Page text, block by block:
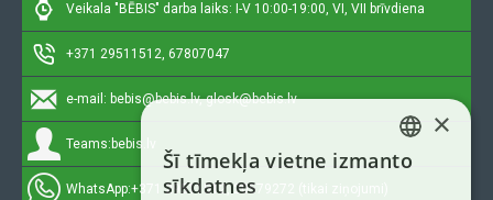
Veikala "BĒBIS" darba laiks: I-V 10:00-19:00, VI, VII brīvdiena
+371 29511512, 67807047
e-mail: bebis@bebis.lv, glosk@bebis.lv
Teams: bebis.lv
WhatsApp:+371 29511512, 20579272 (tikai ziņojumi)
LATVIAN
×
Šī tīmekļa vietne izmanto
sīkdatnes